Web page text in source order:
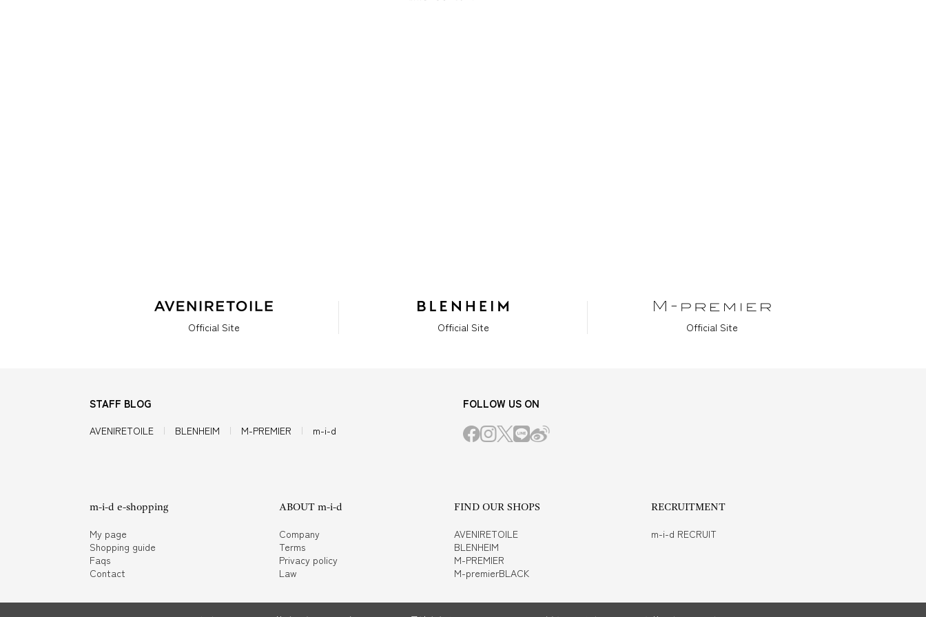
Official Site Official Site Official Site
STAFF BLOG
AVENIRETOILE BLENHEIM M-PREMIER m-i-d
FOLLOW US ON
m-i-d e-shopping
My page
Shopping guide
Faqs
Contact
ABOUT m-i-d
Company
Terms
Privacy policy
Law
FIND OUR SHOPS
AVENIRETOILE
BLENHEIM
M-PREMIER
M-premierBLACK
RECRUITMENT
m-i-d RECRUIT